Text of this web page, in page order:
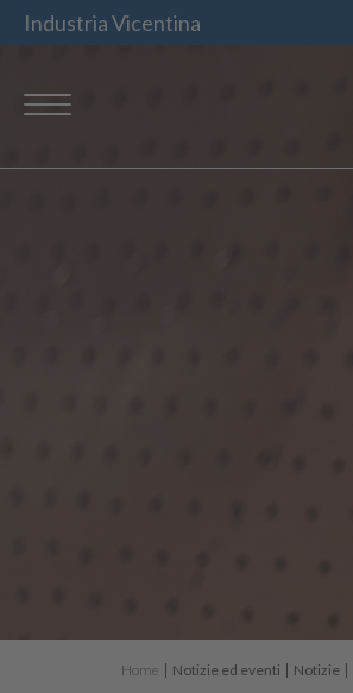
Industria Vicentina
Home Notizie ed eventi Notizie